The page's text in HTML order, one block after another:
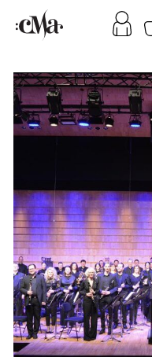
[cookies-overlay]